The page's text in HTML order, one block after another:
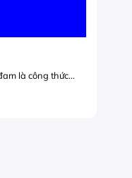
là công thức...